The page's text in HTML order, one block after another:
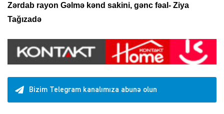
Zərdab rayon Gəlmə kənd sakini, gənc fəal- Ziya
Tağızadə
Bizim Telegram kanalımıza abunə olun